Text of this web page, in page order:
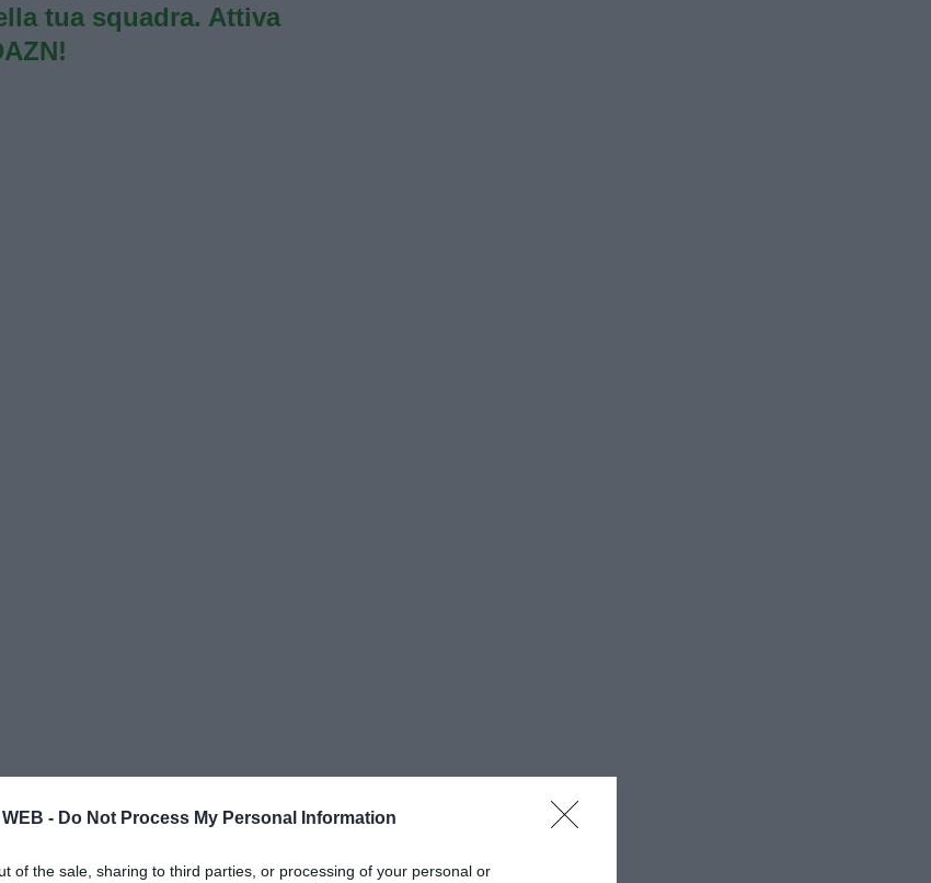
- Do Not Process My Personal Information
of the sale, sharing to third parties, or processing of your personal or
tua squadra. Attiva